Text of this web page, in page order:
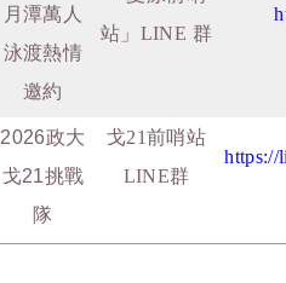
月潭萬人
泳渡熱情
邀約
站」LINE 群
2026政大
戈21挑戰
隊
戈21前哨站
LINE群